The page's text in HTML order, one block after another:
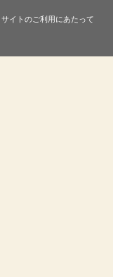
サイトのご利用にあたって